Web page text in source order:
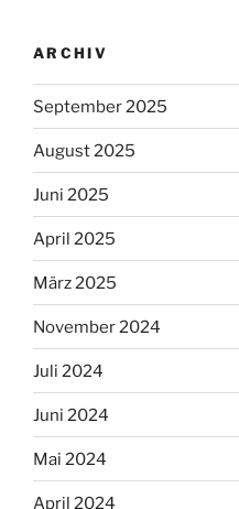
ARCHIV
September 2025
August 2025
Juni 2025
April 2025
März 2025
November 2024
Juli 2024
Juni 2024
Mai 2024
April 2024